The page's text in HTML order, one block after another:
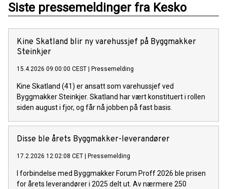
Siste pressemeldinger fra Kesko
Kine Skatland blir ny varehussjef på Byggmakker
Steinkjer
15.4.2026 09:00:00 CEST Pressemelding
Kine Skatland (41) er ansatt som varehussjef ved
Byggmakker Steinkjer. Skatland har vært konstituert i rollen
siden august i fjor, og får nå jobben på fast basis.
Disse ble årets Byggmakker-leverandører
17.2.2026 12:02:08 CET Pressemelding
I forbindelse med Byggmakker Forum Proff 2026 ble prisen
for årets leverandører i 2025 delt ut. Av nærmere 250